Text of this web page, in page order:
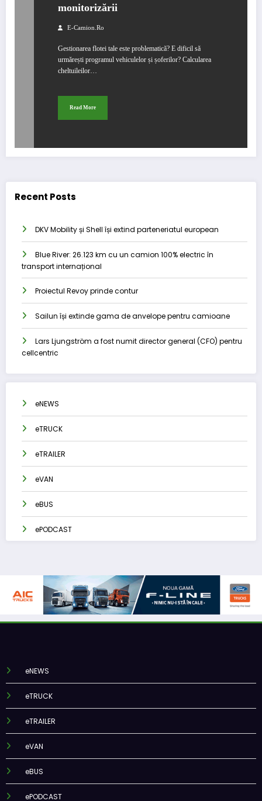
monitorizării
E-Camion.ro
Gestionarea flotei tale este problematică? E dificil să
urmărești programul vehiculelor și șoferilor? Calcularea
cheltuileilor…
Read More
Recent Posts
DKV Mobility și Shell își extind parteneriatul european
Blue River: 26.123 km cu un camion 100% electric în
transport internațional
Proiectul Revoy prinde contur
Sailun își extinde gama de anvelope pentru camioane
Lars Ljungström a fost numit director general (CFO) pentru
cellcentric
eNEWS
eTRUCK
eTRAILER
eVAN
eBUS
ePODCAST
eNEWS
eTRUCK
eTRAILER
eVAN
eBUS
ePODCAST